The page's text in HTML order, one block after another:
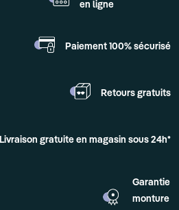
en ligne
Paiement 100% sécurisé
Retours gratuits
Livraison gratuite en magasin sous 24h*
Garantie
monture